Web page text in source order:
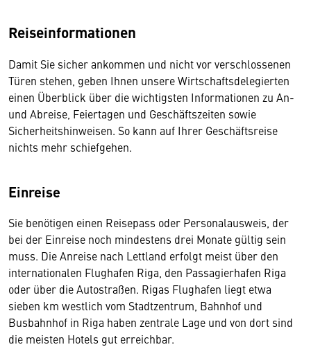
Reiseinformationen
Damit Sie sicher ankommen und nicht vor verschlossenen
Türen stehen, geben Ihnen unsere Wirtschaftsdelegierten
einen Überblick über die wichtigsten Informationen zu An-
und Abreise, Feiertagen und Geschäftszeiten sowie
Sicherheitshinweisen. So kann auf Ihrer Geschäftsreise
nichts mehr schiefgehen.
Einreise
Sie benötigen einen Reisepass oder Personalausweis, der
bei der Einreise noch mindestens drei Monate gültig sein
muss. Die Anreise nach Lettland erfolgt meist über den
internationalen Flughafen Riga, den Passagierhafen Riga
oder über die Autostraßen. Rigas Flughafen liegt etwa
sieben km westlich vom Stadtzentrum, Bahnhof und
Busbahnhof in Riga haben zentrale Lage und von dort sind
die meisten Hotels gut erreichbar.